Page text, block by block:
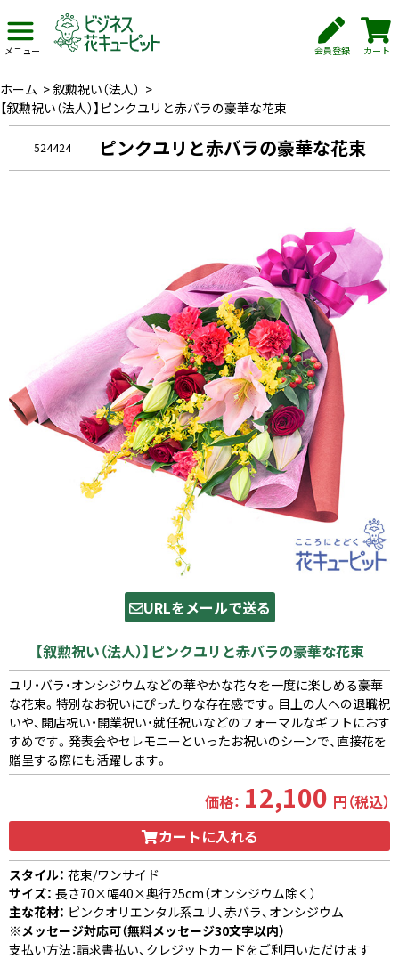
メニュー 会員登録 カート
ホーム >叙勲祝い（法人） >
【叙勲祝い（法人）】ピンクユリと赤バラの豪華な花束
524424 ピンクユリと赤バラの豪華な花束
URLをメールで送る
【叙勲祝い（法人）】ピンクユリと赤バラの豪華な花束
ユリ・バラ・オンシジウムなどの華やかな花々を一度に楽しめる豪華
な花束。特別なお祝いにぴったりな存在感です。目上の人への退職祝
いや、開店祝い・開業祝い・就任祝いなどのフォーマルなギフトにおす
すめです。発表会やセレモニーといったお祝いのシーンで、直接花を
贈呈する際にも活躍します。
価格： 12,100 円（税込）
カートに入れる
スタイル： 花束/ワンサイド
サイズ： 長さ70×幅40×奥行25cm（オンシジウム除く）
主な花材： ピンクオリエンタル系ユリ、赤バラ、オンシジウム
※メッセージ対応可（無料メッセージ30文字以内）
支払い方法：請求書払い、クレジットカードをご利用いただけます